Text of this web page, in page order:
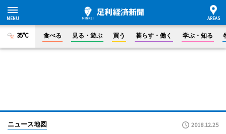
35°C 食べる 見る・遊ぶ 買う 暮らす・働く 学ぶ・知る
ニュース地図 2018.12.25